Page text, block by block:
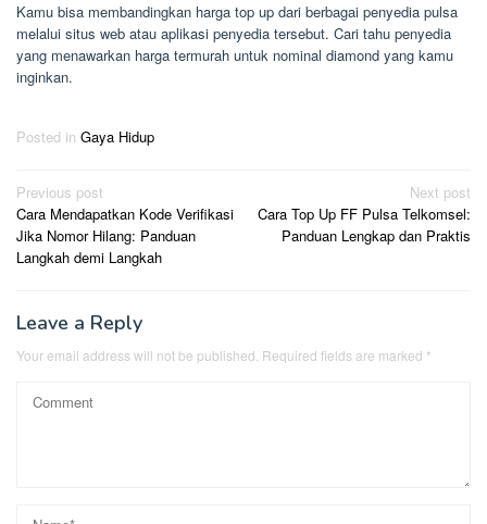
Kamu bisa membandingkan harga top up dari berbagai penyedia pulsa
melalui situs web atau aplikasi penyedia tersebut. Cari tahu penyedia
yang menawarkan harga termurah untuk nominal diamond yang kamu
inginkan.
Posted in Gaya Hidup
Post
navigation
Previous post
Cara Mendapatkan Kode Verifikasi
Jika Nomor Hilang: Panduan
Langkah demi Langkah
Next post
Cara Top Up FF Pulsa Telkomsel:
Panduan Lengkap dan Praktis
Leave a Reply
Your email address will not be published. Required fields are marked *